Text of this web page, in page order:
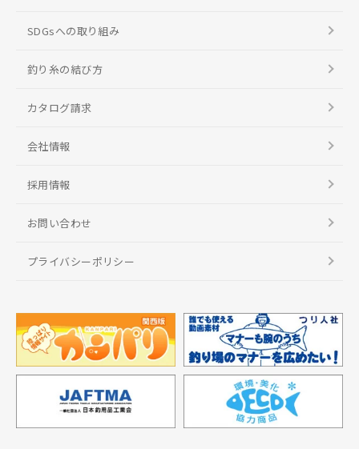
SDGsへの取り組み
釣り糸の結び方
カタログ請求
会社情報
採用情報
お問い合わせ
プライバシーポリシー